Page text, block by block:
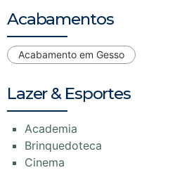
Acabamentos
Acabamento em Gesso
Lazer & Esportes
Academia
Brinquedoteca
Cinema